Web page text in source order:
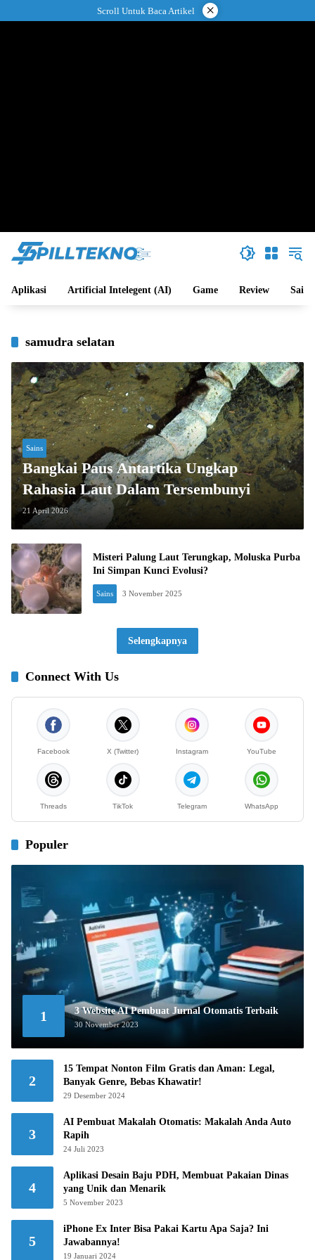
ke
Scroll Untuk Baca Artikel ×
Aplikasi Artificial Intelegent (AI) Game Review Sains
samudra selatan
Sains
Bangkai Paus Antartika Ungkap
Rahasia Laut Dalam Tersembunyi
21 April 2026
Misteri Palung Laut Terungkap, Moluska Purba
Ini Simpan Kunci Evolusi?
Sains 3 November 2025
Selengkapnya
Connect With Us
Facebook X (Twitter) Instagram YouTube
Threads TikTok Telegram WhatsApp
Populer
1 3 Website AI Pembuat Jurnal Otomatis Terbaik
30 November 2023
2
15 Tempat Nonton Film Gratis dan Aman: Legal,
Banyak Genre, Bebas Khawatir!
29 Desember 2024
3
AI Pembuat Makalah Otomatis: Makalah Anda Auto
Rapih
24 Juli 2023
4
Aplikasi Desain Baju PDH, Membuat Pakaian Dinas
yang Unik dan Menarik
5 November 2023
5
iPhone Ex Inter Bisa Pakai Kartu Apa Saja? Ini
Jawabannya!
19 Januari 2024